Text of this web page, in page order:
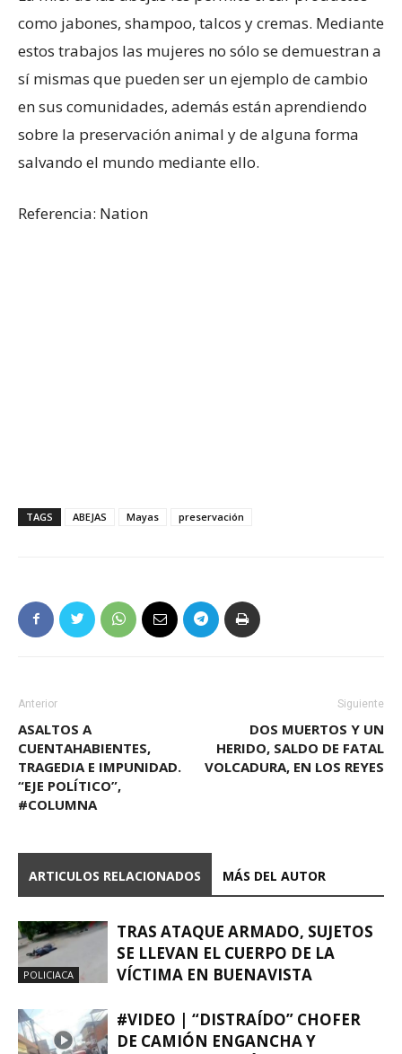
como jabones, shampoo, talcos y cremas. Mediante
estos trabajos las mujeres no sólo se demuestran a
sí mismas que pueden ser un ejemplo de cambio
en sus comunidades, además están aprendiendo
sobre la preservación animal y de alguna forma
salvando el mundo mediante ello.
Referencia: Nation
TAGS ABEJAS Mayas preservación
Anterior
ASALTOS A
CUENTAHABIENTES,
TRAGEDIA E IMPUNIDAD.
“EJE POLÍTICO”,
#COLUMNA
Siguiente
DOS MUERTOS Y UN
HERIDO, SALDO DE FATAL
VOLCADURA, EN LOS REYES
ARTICULOS RELACIONADOS MÁS DEL AUTOR
POLICIACA
TRAS ATAQUE ARMADO, SUJETOS
SE LLEVAN EL CUERPO DE LA
VÍCTIMA EN BUENAVISTA
#VIDEO | “DISTRAÍDO” CHOFER
DE CAMIÓN ENGANCHA Y